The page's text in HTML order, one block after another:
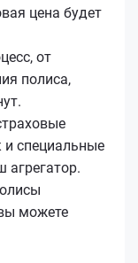
цена будет
от
полиса,
специальные
агрегатор.
можете